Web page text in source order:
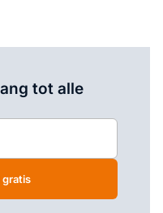
tot alle
gratis